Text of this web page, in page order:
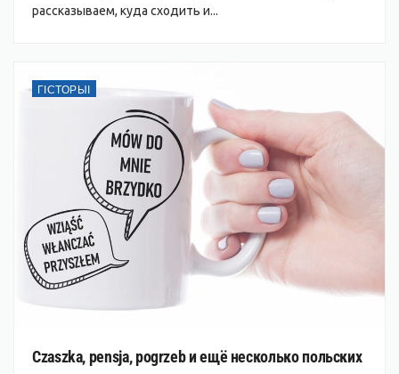
рассказываем, куда сходить и...
ГІСТОРЫІ
Czaszka, pensja, pogrzeb и ещё несколько польских